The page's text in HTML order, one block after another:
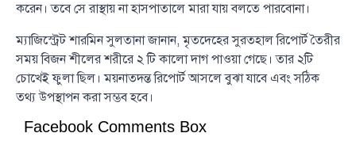
করেন। তবে সে রাস্থায় না হাসপাতালে মারা যায় বলতে পারবোনা।
ম্যাজিস্ট্রেট শারমিন সুলতানা জানান, মৃতদেহের সুরতহাল রিপোর্ট তৈরীর
সময় বিজন শীলের শরীরে ২ টি কালো দাগ পাওয়া গেছে। তার ২টি
চোখেই ফুলা ছিল। ময়নাতদন্ত রিপোর্ট আসলে বুঝা যাবে এবং সঠিক
তথ্য উপস্থাপন করা সম্ভব হবে।
Facebook Comments Box